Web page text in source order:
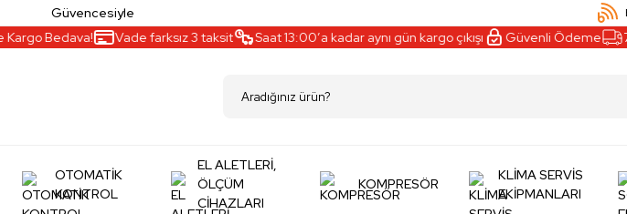
Güvencesiyle
Bedava! Vade farksız 3 taksit Saat 13:00’a kadar aynı gün kargo çıkışı Güvenli Ödeme 7000
OTOMATİK
KONTROL
EL ALETLERİ,
ÖLÇÜM
CİHAZLARI
KOMPRESÖR
KLİMA SERVİS
EKİPMANLARI